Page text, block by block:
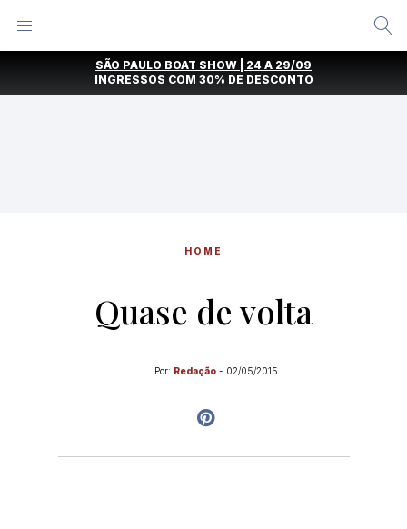
SÃO PAULO BOAT SHOW | 24 A 29/09
INGRESSOS COM 30% DE DESCONTO
HOME
Quase de volta
Por: Redação - 02/05/2015